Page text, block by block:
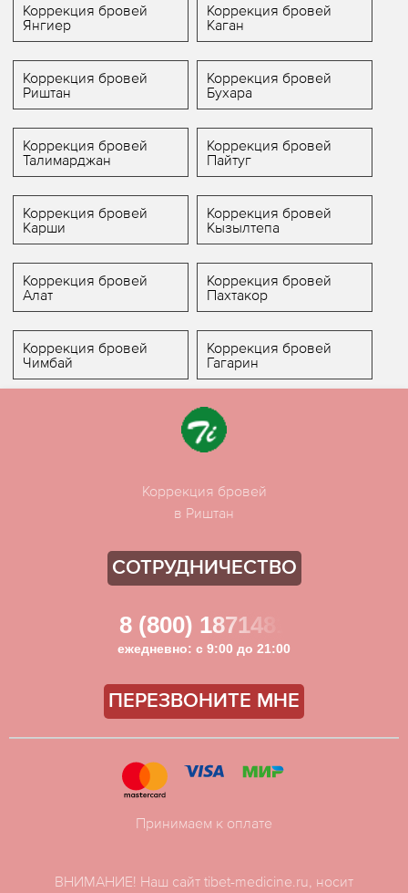
Коррекция бровей
Янгиер
Коррекция бровей
Каган
Коррекция бровей
Риштан
Коррекция бровей
Бухара
Коррекция бровей
Талимарджан
Коррекция бровей
Пайтуг
Коррекция бровей
Карши
Коррекция бровей
Кызылтепа
Коррекция бровей
Алат
Коррекция бровей
Пахтакор
Коррекция бровей
Чимбай
Коррекция бровей
Гагарин
Коррекция бровей
в Риштан
СОТРУДНИЧЕСТВО
8 (800) 1871481
ежедневно: с 9:00 до 21:00
ПЕРЕЗВОНИТЕ МНЕ
ВНИМАНИЕ! Наш сайт tibet-medicine.ru, носит
Принимаем к оплате